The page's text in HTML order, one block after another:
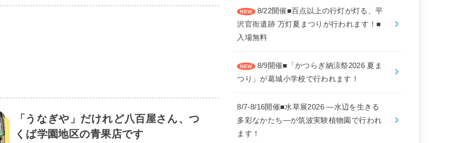
「うなぎや」だけれど八百屋さん、つ
くば学園地区の青果店です
8/22開催■百点以上の行灯が灯る、平
沢官衙遺跡 万灯夏まつりが行われます！■
入場無料
8/9開催■「かつらぎ納涼祭2026 夏ま
つり」が葛城小学校で行われます！
8/7-8/16開催■水草展2026 ―水辺を生きる
多彩なかたち―が筑波実験植物園で行われ
ます！